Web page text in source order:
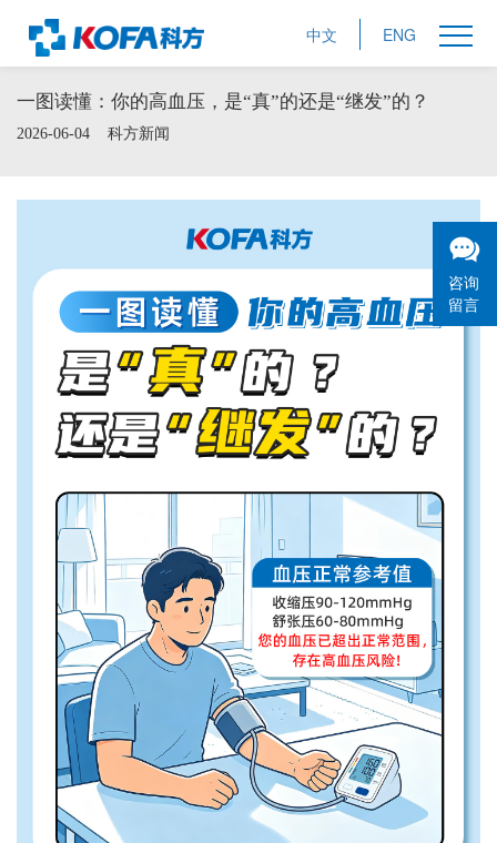
中文 ENG
一图读懂：你的高血压，是“真”的还是“继发”的？
2026-06-04 科方新闻
咨询
留言